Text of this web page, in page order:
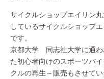
サイクルショップエイリン
しているサイクルショップ
です。
京都大学 同志社大学に通わ
た初心者向けのスポーツバ
クルの再生～販売もさせて